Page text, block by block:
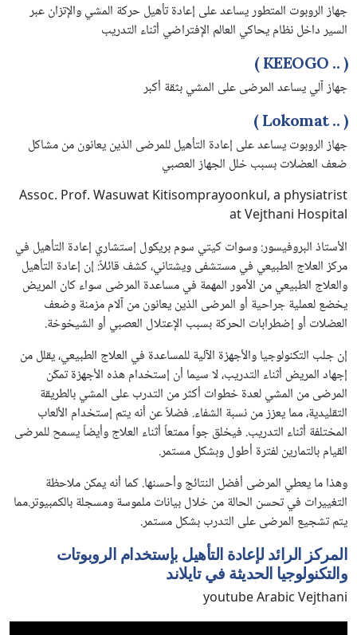
جهاز الروبوت المتطور يساعد على إعادة تأهيل حركة المشي والإتزان عبر
السير داخل نظام يحاكي العالم الإفتراضي أثناء التدريب
( .. KEEOGO )
جهاز آلي يساعد المرضى على المشي بثقة أكبر
( .. Lokomat )
جهاز الروبوت يساعد على إعادة التأهيل للمرضى الذين يعانون من مشاكل
ضعف العضلات بسبب خلل الجهاز العصبي
Assoc. Prof. Wasuwat Kitisomprayoonkul, a physiatrist
at Vejthani Hospital
الأستاذ البروفيسور: وسوات كيتي سوم بريكول إستشاري إعادة التأهيل في
مركز العلاج الطبيعي في مستشفى ويشتاني، كشف قائلاً: إن إعادة التأهيل
والعلاج الطبيعي من الأمور المهمة في مساعدة المرضى سواء كان المريض
يخضع لعملية جراحية أو المرضى الذين يعانون من آلام مزمنة وضعف
العضلات أو إضطرابات الحركة بسبب الإعتلال العصبي أو الشيخوخة.
إن جلب التكنولوجيا والأجهزة الآلية للمساعدة في العلاج الطبيعي، يقلل من
إجهاد المريض أثناء التدريب، لا سيما أن إستخدام هذه الأجهزة تمكّن
المرضى من المشي لعدة خطوات أكثر من التدرب على المشي بالطريقة
التقليدية، مما يعزز من نسبة الشفاء. فضلاً عن أنه يتم إستخدام الألعاب
المختلفة أثناء التدريب. فيخلق جواً ممتعاً أثناء العلاج وأيضاً يسمح للمرضى
القيام بالتمارين لفترة أطول وبشكل مستمر.
وهذا ما يعطي المرضى أفضل النتائج وأحسنها. كما أنه يمكن ملاحظة
التغييرات في تحسن الحالة من خلال بيانات ملموسة ومسجلة بالكمبيوتر.مما
يتم تشجيع المرضى على التدرب بشكل مستمر.
المركز الرائد لإعادة التأهيل بإستخدام الروبوتات
والتكنولوجيا الحديثة في تايلاند
youtube Arabic Vejthani